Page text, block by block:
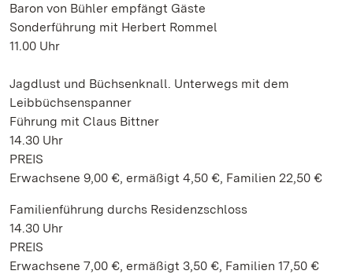
Baron von Bühler empfängt Gäste
Sonderführung mit Herbert Rommel
11.00 Uhr
Jagdlust und Büchsenknall. Unterwegs mit dem
Leibbüchsenspanner
Führung mit Claus Bittner
14.30 Uhr
PREIS
Erwachsene 9,00 €, ermäßigt 4,50 €, Familien 22,50 €
Familienführung durchs Residenzschloss
14.30 Uhr
PREIS
Erwachsene 7,00 €, ermäßigt 3,50 €, Familien 17,50 €